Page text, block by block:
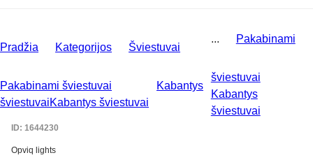
Pradžia Kategorijos Šviestuvai
Pakabinami šviestuvai
Kabantys
šviestuvaiKabantys šviestuvai
... Pakabinami
šviestuvai
Kabantys
šviestuvai
ID: 1644230
Opviq lights